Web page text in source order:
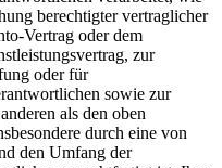
berechtigter vertraglicher
Vertrag oder dem
zur
oder für
sowie zur
als den oben
durch eine von
den Umfang der